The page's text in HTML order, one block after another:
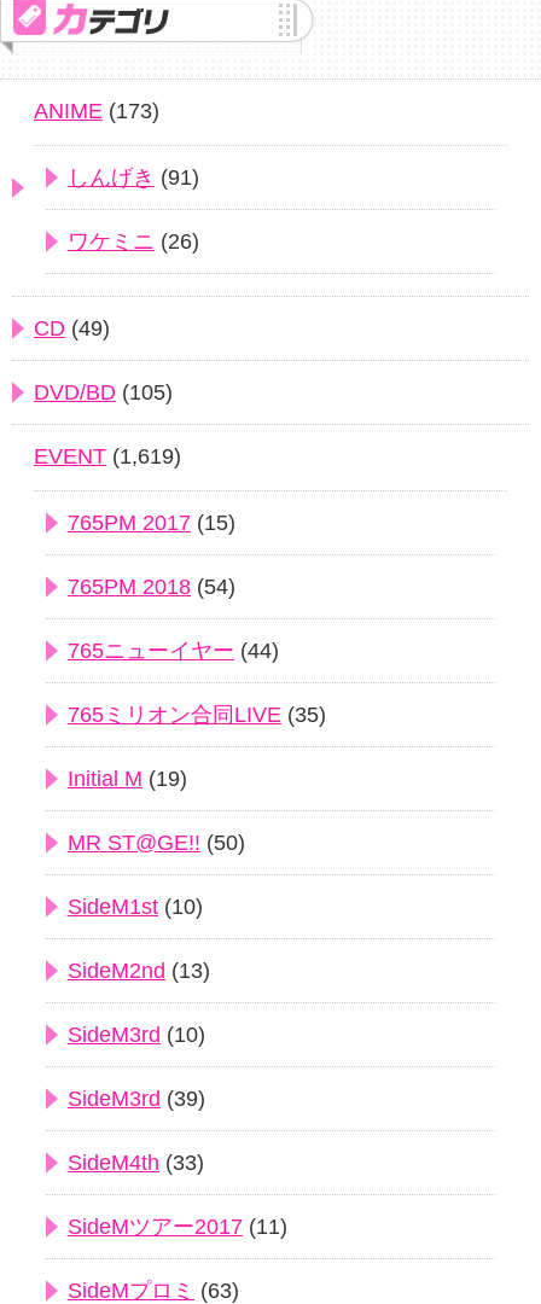
ANIME (173)
しんげき (91)
ワケミニ (26)
CD (49)
DVD/BD (105)
EVENT (1,619)
765PM 2017 (15)
765PM 2018 (54)
765ニューイヤー (44)
765ミリオン合同LIVE (35)
Initial M (19)
MR ST@GE!! (50)
SideM1st (10)
SideM2nd (13)
SideM3rd (10)
SideM3rd (39)
SideM4th (33)
SideMツアー2017 (11)
SideMプロミ (63)